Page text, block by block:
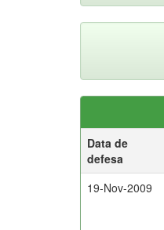
Data de
defesa
19-Nov-2009